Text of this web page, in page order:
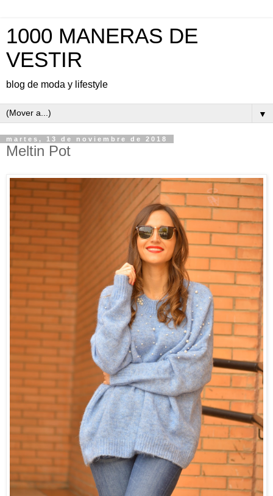
1000 MANERAS DE
VESTIR
blog de moda y lifestyle
▼
martes, 13 de noviembre de 2018
Meltin Pot